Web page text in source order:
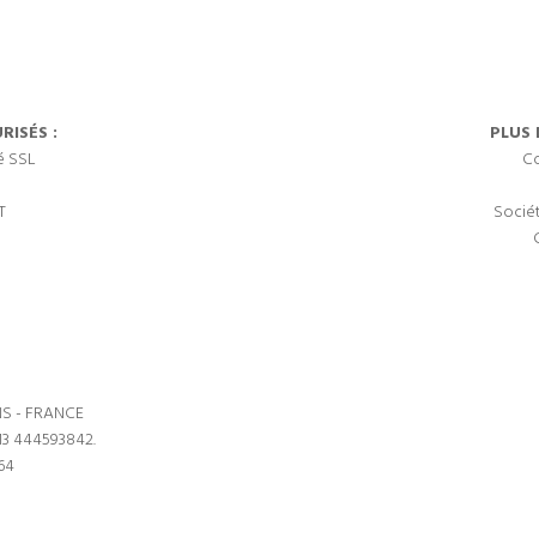
:
SSL
PLUS
- FRANCE
444593842.